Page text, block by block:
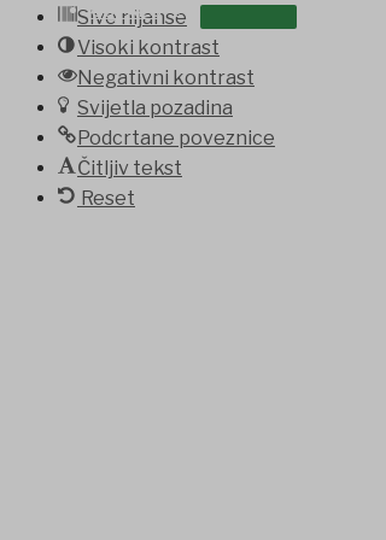
OSTALO
Sive nijanse
Visoki kontrast
Negativni kontrast
Svijetla pozadina
Podcrtane poveznice
Čitljiv tekst
Reset